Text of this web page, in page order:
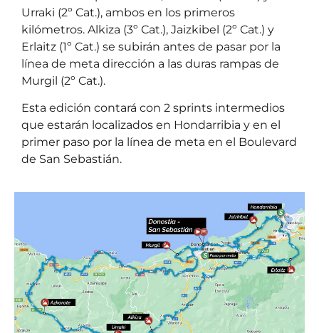
Urraki (2º Cat.), ambos en los primeros
kilómetros. Alkiza (3º Cat.), Jaizkibel (2º Cat.) y
Erlaitz (1º Cat.) se subirán antes de pasar por la
línea de meta dirección a las duras rampas de
Murgil (2º Cat.).
Esta edición contará con 2 sprints intermedios
que estarán localizados en Hondarribia y en el
primer paso por la línea de meta en el Boulevard
de San Sebastián.